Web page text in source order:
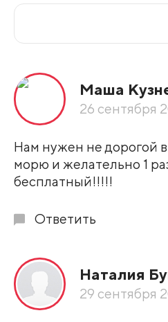
По рейтингу
Развернуть все
Маша
26 сентября
Нам нужен не дорогой
морю и желательно 1
бесплатный!!!!!
Ответить
Наталия
29 сентября